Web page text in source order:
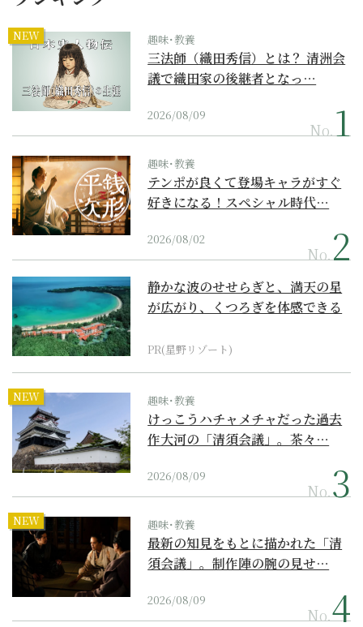
NEW 趣味･教養
三法師（織田秀信）とは？ 清洲会
議で織田家の後継者となっ…
2026/08/09
No.
趣味･教養
テンポが良くて登場キャラがすぐ
好きになる！スペシャル時代…
2026/08/02
No.
静かな波のせせらぎと、満天の星
が広がり、くつろぎを体感できる
PR(星野リゾート)
NEW 趣味･教養
けっこうハチャメチャだった過去
作大河の「清須会議」。茶々…
2026/08/09
No.
NEW 趣味･教養
最新の知見をもとに描かれた「清
須会議」。制作陣の腕の見せ…
2026/08/09
No.